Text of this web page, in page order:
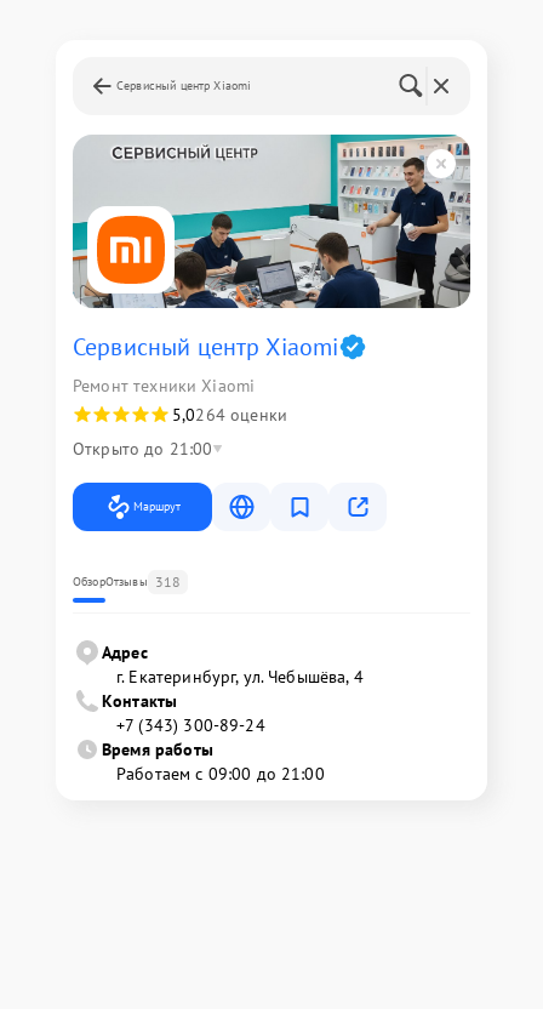
Сервисный центр Xiaomi
Сервисный центр Xiaomi
Ремонт техники Xiaomi
5,0264 оценки
Открыто до 21:00
Маршрут
ОбзорОтзывы 318
Адрес
г. Екатеринбург, ул. Чебышёва, 4
Контакты
+7 (343) 300-89-24
Время работы
Работаем с 09:00 до 21:00